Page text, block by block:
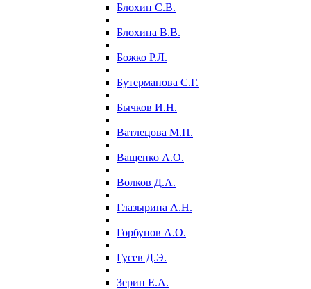
Блохин С.В.
Блохина В.В.
Божко Р.Л.
Бутерманова С.Г.
Бычков И.Н.
Ватлецова М.П.
Ващенко А.О.
Волков Д.А.
Глазырина А.Н.
Горбунов А.О.
Гусев Д.Э.
Зерин Е.А.